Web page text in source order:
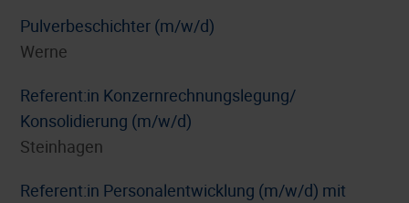
Pulverbeschichter (m/w/d)
Werne
Referent:in Konzernrechnungslegung/
Konsolidierung (m/w/d)
Steinhagen
Referent:in Personalentwicklung (m/w/d) mit